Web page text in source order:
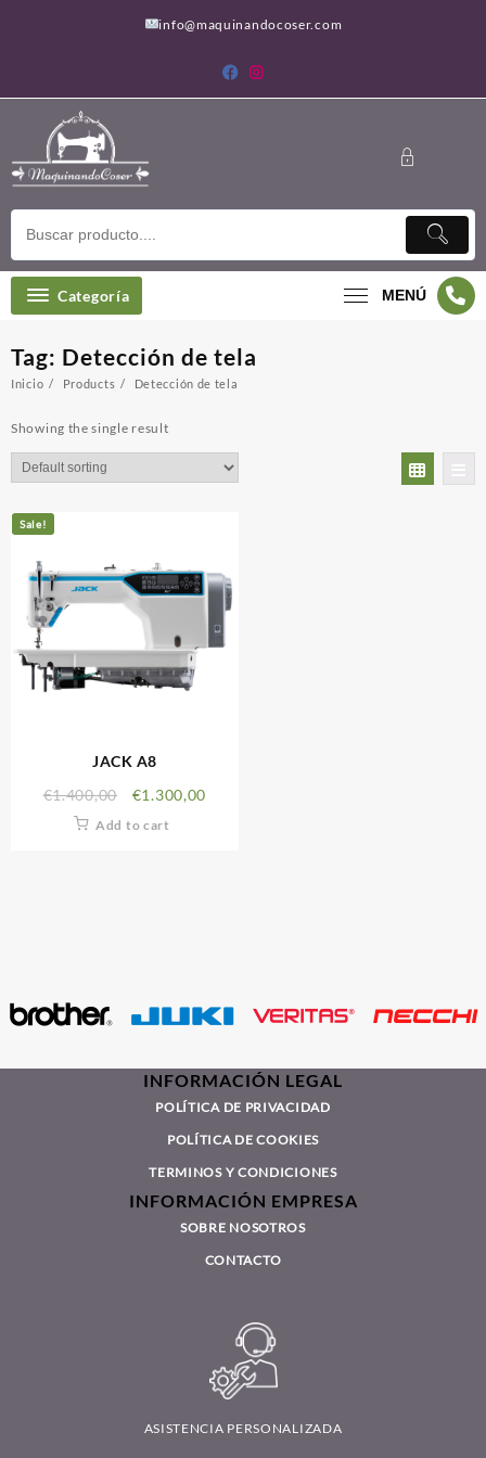
info@maquinandocoser.com
Categoría MENÚ
Tag: Detección de tela
Inicio Products Detección de tela
Showing the single result
Sale!
JACK A8
€1.400,00 €1.300,00
Add to cart
INFORMACIÓN LEGAL
POLÍTICA DE PRIVACIDAD
POLÍTICA DE COOKIES
TERMINOS Y CONDICIONES
INFORMACIÓN EMPRESA
SOBRE NOSOTROS
CONTACTO
ASISTENCIA PERSONALIZADA